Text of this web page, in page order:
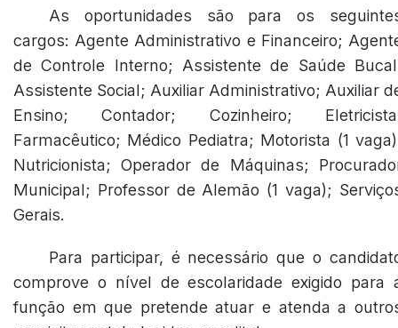
As oportunidades são para os
cargos: Agente Administrativo e Financeiro;
de Controle Interno; Assistente de Saúde
Assistente Social; Auxiliar Administrativo; Auxiliar
Ensino; Contador; Cozinheiro;
Farmacêutico; Médico Pediatra; Motorista (1
Nutricionista; Operador de Máquinas;
Municipal; Professor de Alemão (1 vaga);
Gerais.
Para participar, é necessário que o
comprove o nível de escolaridade exigido para
função em que pretende atuar e atenda a